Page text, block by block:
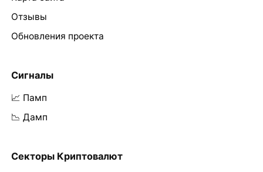
Отзывы
Обновления проекта
Сигналы
📈 Памп
📉 Дамп
Секторы Криптовалют